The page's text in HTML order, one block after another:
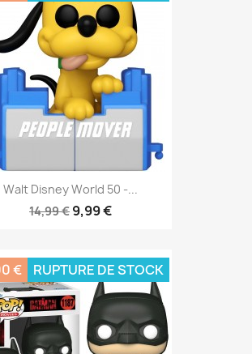
Walt Disney World 50 -...
14,99 € 9,99 €
€ RUPTURE DE STOCK